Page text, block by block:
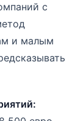
с
и малым